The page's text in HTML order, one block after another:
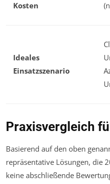
Kosten
Ideales
Einsatzszenario
Praxisvergleich
Basierend auf den oben
repräsentative Lösungen, die
keine abschließende